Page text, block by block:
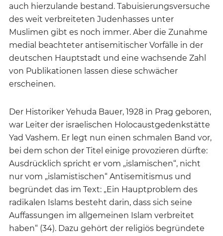
auch hierzulande bestand. Tabuisierungsversuche
des weit verbreiteten Judenhasses unter
Muslimen gibt es noch immer. Aber die Zunahme
medial beachteter antisemitischer Vorfälle in der
deutschen Hauptstadt und eine wachsende Zahl
von Publikationen lassen diese schwächer
erscheinen.
Der Historiker Yehuda Bauer, 1928 in Prag geboren,
war Leiter der israelischen Holocaustgedenkstätte
Yad Vashem. Er legt nun einen schmalen Band vor,
bei dem schon der Titel einige provozieren dürfte:
Ausdrücklich spricht er vom „islamischen“, nicht
nur vom „islamistischen“ Antisemitismus und
begründet das im Text: „Ein Hauptproblem des
radikalen Islams besteht darin, dass sich seine
Auffassungen im allgemeinen Islam verbreitet
haben“ (34). Dazu gehört der religiös begründete